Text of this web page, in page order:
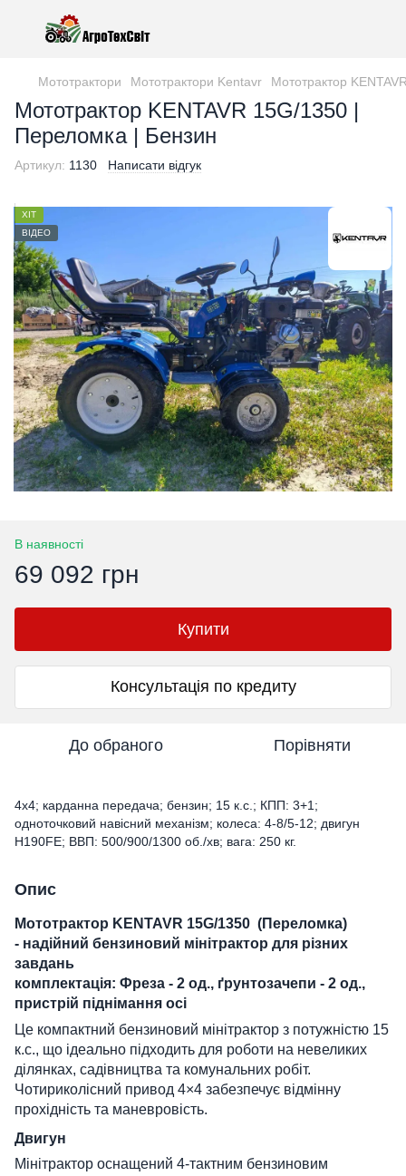
Мототрактори Мототрактори Kentavr Мототрактор
Мототрактор KENTAVR 15G/1350 |
Переломка | Бензин
Артикул: 1130 Написати відгук
ХІТ
ВІДЕО
В наявності
69 092 грн
Купити
Консультація по кредиту
До обраного Порівняти
4х4; карданна передача; бензин; 15 к.с.; КПП: 3+1;
одноточковий навісний механізм; колеса: 4-8/5-12; двигун
H190FE; ВВП: 500/900/1300 об./хв; вага: 250 кг.
Опис
Мототрактор KENTAVR 15G/1350 (Переломка)
- надійний бензиновий мінітрактор для різних
завдань
комплектація: Фреза - 2 од., ґрунтозачепи - 2 од.,
пристрій піднімання осі
Це компактний бензиновий мінітрактор з потужністю 15
к.с., що ідеально підходить для роботи на невеликих
ділянках, садівництва та комунальних робіт.
Чотириколісний привод 4×4 забезпечує відмінну
прохідність та маневровість.
Двигун
Мінітрактор оснащений 4-тактним бензиновим